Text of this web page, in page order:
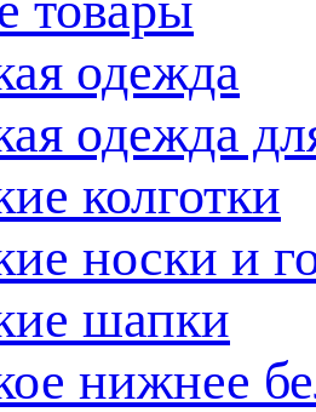
одежда
одежда
колготки
носки и
шапки
нижнее